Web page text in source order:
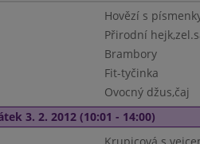
Hovězí s
Přirodní
Brambory
Fit-tyčinka
Ovocný džus,čaj
3. 2. 2012 (10:01 - 14:00)